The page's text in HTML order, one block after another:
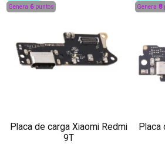
Genera 6puntos
Placa de carga Xiaomi Redmi
9T
Genera 8
Placa